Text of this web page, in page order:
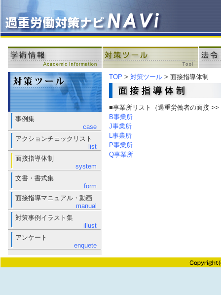
事例集
case
アクションチェックリスト
list
面接指導体制
system
文書・書式集
form
面接指導マニュアル・動画
manual
対策事例イラスト集
illust
アンケート
enquete
TOP > 対策ツール > 面接指導体制
■事業所リスト
（過重労働者の面接
B事業所
J事業所
L事業所
P事業所
Q事業所